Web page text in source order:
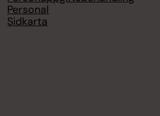
Personal
Sidkarta